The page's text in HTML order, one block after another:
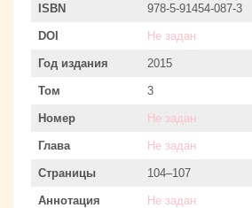
ISBN 978-5-91454-087-3
DOI Не задан
Год издания 2015
Том 3
Номер Не задан
Глава Не задан
Страницы 104–107
Аннотация Не задан